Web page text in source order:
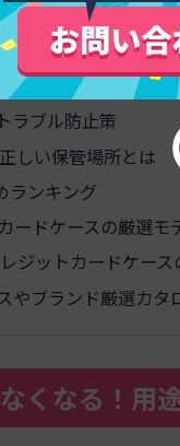
い差し替えローテー
ーン
ラブル防止策
しい保管場所とは
ランキング
ードケースの厳選モ
ジットカードケース
やブランド厳選カタ
くなる！用